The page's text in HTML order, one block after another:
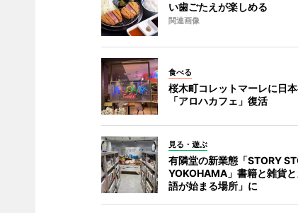
い歯ごたえが楽しめる
関連画像
食べる
桜木町コレットマーレに日
「アロハカフェ」復活
見る・遊ぶ
有隣堂の新業態「STORY
YOKOHAMA」書籍と雑貨
語が始まる場所」に